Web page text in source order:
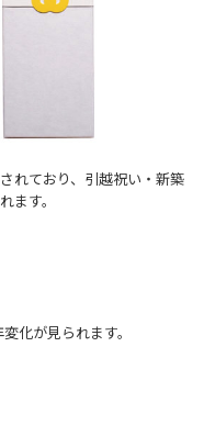
れており、引越祝い・新築
ます。
化が見られます。